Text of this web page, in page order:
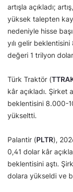
artışla açıkladı;
yüksek talepten
nedeniyle hisse
yılı gelir
değeri 1 trilyon
Türk Traktör (
kâr açıkladı. Şirket
beklentisini 8.000-
yükseltti.
Palantir (PLTR),
0,41 dolar kâr
beklentisini aştı.
dolara yükseldi ve